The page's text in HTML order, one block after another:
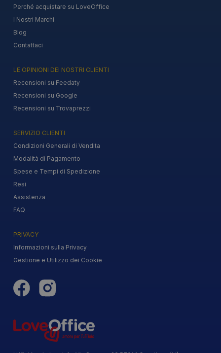
Perché acquistare su LoveOffice
I Nostri Marchi
Blog
Contattaci
LE OPINIONI DEI NOSTRI CLIENTI
Recensioni su Feedaty
Recensioni su Google
Recensioni su Trovaprezzi
SERVIZIO CLIENTI
Condizioni Generali di Vendita
Modalità di Pagamento
Spese e Tempi di Spedizione
Resi
Assistenza
FAQ
PRIVACY
Informazioni sulla Privacy
Gestione e Utilizzo dei Cookie